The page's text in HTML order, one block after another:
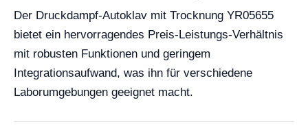
Der Druckdampf-Autoklav mit Trocknung YR05655
bietet ein hervorragendes Preis-Leistungs-Verhältnis
mit robusten Funktionen und geringem
Integrationsaufwand, was ihn für verschiedene
Laborumgebungen geeignet macht.